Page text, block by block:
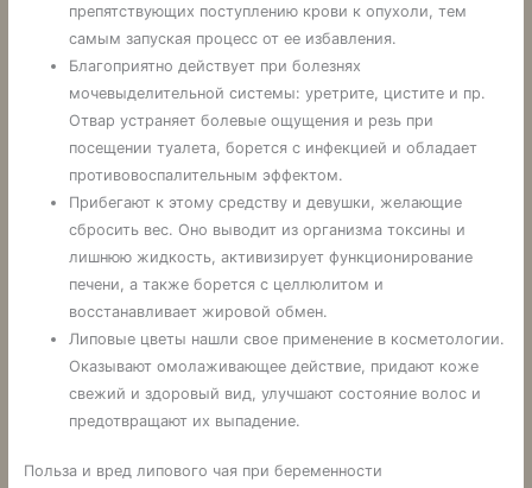
препятствующих поступлению крови к опухоли, тем
самым запуская процесс от ее избавления.
Благоприятно действует при болезнях
мочевыделительной системы: уретрите, цистите и пр.
Отвар устраняет болевые ощущения и резь при
посещении туалета, борется с инфекцией и обладает
противовоспалительным эффектом.
Прибегают к этому средству и девушки, желающие
сбросить вес. Оно выводит из организма токсины и
лишнюю жидкость, активизирует функционирование
печени, а также борется с целлюлитом и
восстанавливает жировой обмен.
Липовые цветы нашли свое применение в косметологии.
Оказывают омолаживающее действие, придают коже
свежий и здоровый вид, улучшают состояние волос и
предотвращают их выпадение.
Польза и вред липового чая при беременности